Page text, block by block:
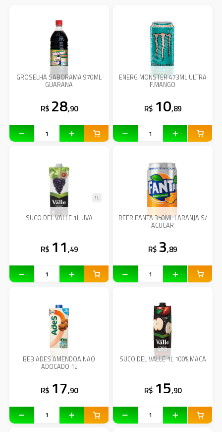
GROSELHA SABORAMA 970ML
GUARANA
R$ 28,90
ENERG MONSTER 473ML ULTRA
F.MANGO
R$ 10,89
SUCO DEL VALLE 1L UVA
1L
R$ 11,49
REFR FANTA 350ML LARANJA S/
ACUCAR
R$ 3,89
BEB ADES AMENDOA NAO
ADOCADO 1L
R$ 17,90
SUCO DEL VALLE 1L 100% MACA
R$ 15,90